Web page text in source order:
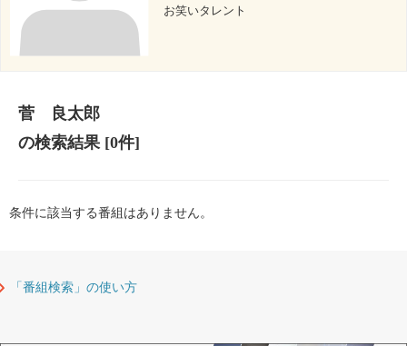
お笑いタレント
菅 良太郎
の検索結果[0件]
条件に該当する番組はありません。
「番組検索」の使い方